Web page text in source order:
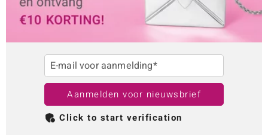
E-mail voor aanmelding*
Aanmelden voor nieuwsbrief
Click to start verification